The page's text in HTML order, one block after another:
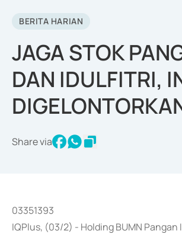
BERITA HARIAN
JAGA STOK
DAN IDULFITRI,
Share via
03351393
IQPlus, (03/2) - Holding BUMN